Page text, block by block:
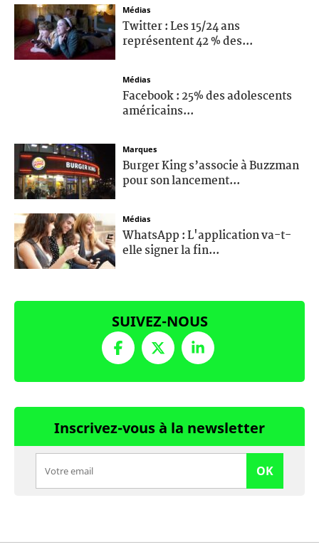
Médias
Twitter : Les 15/24 ans
représentent 42 % des...
Médias
Facebook : 25% des adolescents
américains...
Marques
Burger King s’associe à Buzzman
pour son lancement...
Médias
WhatsApp : L'application va-t-
elle signer la fin...
SUIVEZ-NOUS
Inscrivez-vous à la newsletter
OK